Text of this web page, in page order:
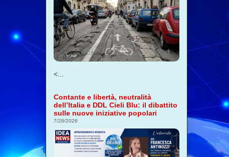
<...
Contante e libertà, neutralità
dell’Italia e DDL Cieli Blu: il dibattito
sulle nuove iniziative popolari
7/28/2026